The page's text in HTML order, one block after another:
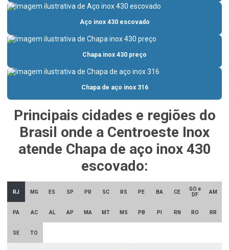
Barras de aço inox
Bomba incêndio 7 5 cv
Cantoneira aço inox 316
Cantoneira inox
Cantoneira inox 304 preço
Cantoneira inox dobrada
Cantoneira inox preço
Chapa de aço inox 316
Aço inox 430 escovado
Chapa inox 430 preço
Chapa de aço inox 316
Principais cidades e regiões do
Brasil onde a Centroeste Inox
atende Chapa de aço inox 430
escovado:
RJ MG ES SP PR SC RS PE BA CE
GO e
DF
AM
PA AC AL AP MA MT MS PB PI RN RO RR
SE TO